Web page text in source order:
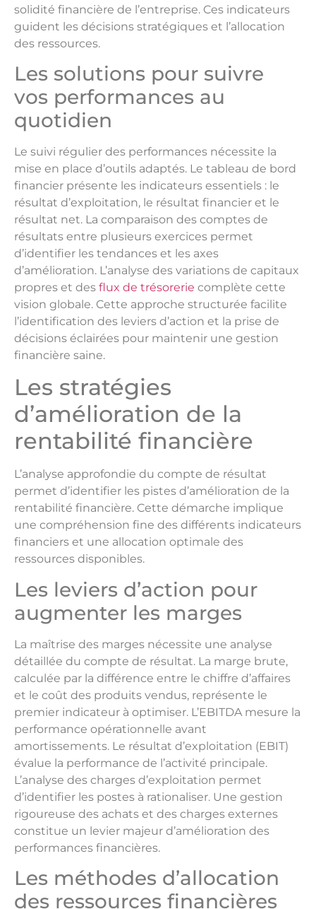
solidité financière de l’entreprise. Ces indicateurs
guident les décisions stratégiques et l’allocation
des ressources.
Les solutions pour suivre
vos performances au
quotidien
Le suivi régulier des performances nécessite la
mise en place d’outils adaptés. Le tableau de bord
financier présente les indicateurs essentiels : le
résultat d’exploitation, le résultat financier et le
résultat net. La comparaison des comptes de
résultats entre plusieurs exercices permet
d’identifier les tendances et les axes
d’amélioration. L’analyse des variations de capitaux
propres et des flux de trésorerie complète cette
vision globale. Cette approche structurée facilite
l’identification des leviers d’action et la prise de
décisions éclairées pour maintenir une gestion
financière saine.
Les stratégies
d’amélioration de la
rentabilité financière
L’analyse approfondie du compte de résultat
permet d’identifier les pistes d’amélioration de la
rentabilité financière. Cette démarche implique
une compréhension fine des différents indicateurs
financiers et une allocation optimale des
ressources disponibles.
Les leviers d’action pour
augmenter les marges
La maîtrise des marges nécessite une analyse
détaillée du compte de résultat. La marge brute,
calculée par la différence entre le chiffre d’affaires
et le coût des produits vendus, représente le
premier indicateur à optimiser. L’EBITDA mesure la
performance opérationnelle avant
amortissements. Le résultat d’exploitation (EBIT)
évalue la performance de l’activité principale.
L’analyse des charges d’exploitation permet
d’identifier les postes à rationaliser. Une gestion
rigoureuse des achats et des charges externes
constitue un levier majeur d’amélioration des
performances financières.
Les méthodes d’allocation
des ressources financières